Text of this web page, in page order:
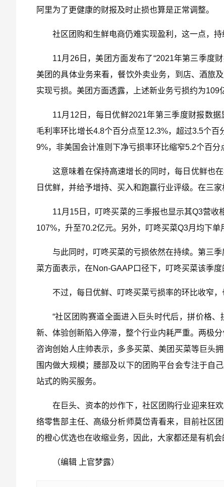
阿里为了更健康的财报及时止损也算是正常调整。
社区团购和生鲜电商仍难实现盈利，这一点，持
11月26日，美团方面发布了“2021年第三季度
美团的具体业务来看，餐饮外卖业务，到店、酒旅
实现亏损。美团方面透露，上述新业务亏损约为109
11月12日，每日优鲜2021年第三季度财报数
毛利率环比增长4.8个百分点至12.3%，超过3.5个
9%，非美国会计准则下净亏损率环比缩窄5.2个百分
这意味着在保持高速增长的同时，每日优鲜也
日优鲜，并给予增持、买入和跑赢行业评级。在三
11月15日，叮咚买菜的三季报也显示其Q3营
107%，升至70.2亿元。另外，叮咚买菜Q3月均下
与此同时，叮咚买菜的亏损依然在持续。第三
菜方面表示，在Non-GAAP口径下，叮咚买菜该季度
不过，每日优鲜、叮咚买菜亏损率的环比收窄，
“社区团购赛道全面进入巨头时代后，拼价格
新、体验创新陷入停滞，整个行业内耗严重。两极
咨询创始人庄帅表示，多多买菜、美团买菜等巨头
围内做大规模；腰部及以下的团购平台会专注于自
站式的购买服务。
在巨头、资本的炒作下，社区团购行业迎来狂
络零售部主任、高级分析师莫岱青看来，目前社区
的橙心优选也在收缩业务，因此，大家都还是有机
（编辑 上官梦露）